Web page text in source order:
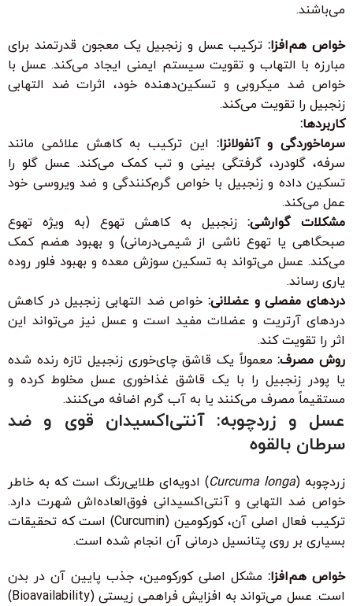
می‌باشند.
خواص هم‌افزا:ترکیب عسل و زنجبیل یک معجون قدرتمند برای
مبارزه با التهاب و تقویت سیستم ایمنی ایجاد می‌کند. عسل با
خواص ضد میکروبی و تسکین‌دهنده خود، اثرات ضد التهابی
زنجبیل را تقویت می‌کند.
کاربردها:
سرماخوردگی و آنفولانزا: این ترکیب به کاهش علائمی مانند
سرفه، گلودرد، گرفتگی بینی و تب کمک می‌کند. عسل گلو را
تسکین داده و زنجبیل با خواص گرم‌کنندگی و ضد ویروسی خود
عمل می‌کند.
مشکلات گوارشی: زنجبیل به کاهش تهوع (به ویژه تهوع
صبحگاهی یا تهوع ناشی از شیمی‌درمانی) و بهبود هضم کمک
می‌کند. عسل می‌تواند به تسکین سوزش معده و بهبود فلور روده
یاری رساند.
دردهای مفصلی و عضلانی: خواص ضد التهابی زنجبیل در کاهش
دردهای آرتریت و عضلات مفید است و عسل نیز می‌تواند این
اثر را تقویت کند.
روش مصرف:معمولاً یک قاشق چای‌خوری زنجبیل تازه رنده شده
یا پودر زنجبیل را با یک قاشق غذاخوری عسل مخلوط کرده و
مستقیماً مصرف می‌کنند یا به آب گرم اضافه می‌کنند.
عسل و زردچوبه: آنتی‌اکسیدان قوی و ضد
سرطان بالقوه
زردچوبه (Curcuma longa) ادویه‌ای طلایی‌رنگ است که به خاطر
خواص ضد التهابی و آنتی‌اکسیدانی فوق‌العاده‌اش شهرت دارد.
ترکیب فعال اصلی آن، کورکومین (Curcumin) است که تحقیقات
بسیاری بر روی پتانسیل درمانی آن انجام شده است.
خواص هم‌افزا: مشکل اصلی کورکومین، جذب پایین آن در بدن
است. عسل می‌تواند به افزایش فراهمی زیستی (Bioavailability)